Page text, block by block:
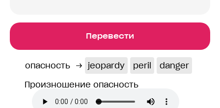
Перевести
опасность → jeopardy peril
danger
Произношение опасность